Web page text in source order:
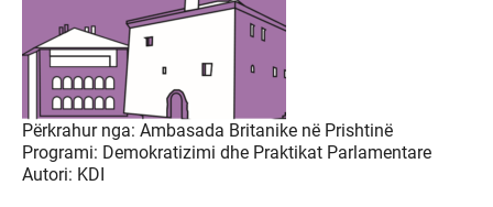
Përkrahur nga: Ambasada Britanike në Prishtinë
Programi: Demokratizimi dhe Praktikat Parlamentare
Autori: KDI